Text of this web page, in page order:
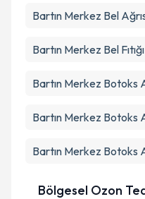
Bartın Merkez Bel
Bartın Merkez Bel Fıtığı
Bartın Merkez Botoks
Bartın Merkez Botoks
Bartın Merkez Botoks
Bölgesel Ozon